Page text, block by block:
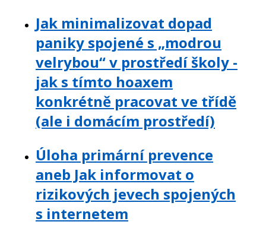
Jak minimalizovat dopad
paniky spojené s „modrou
velrybou“ v prostředí školy -
jak s tímto hoaxem
konkrétně pracovat ve třídě
(ale i domácím prostředí)
Úloha primární prevence
aneb Jak informovat o
rizikových jevech spojených
s internetem